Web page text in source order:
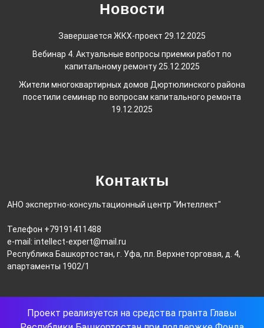
Новости
Завершается ЖКХ-проект 29.12.2025
Вебинар 4. Актуальные вопросы приемки работ по
капитальному ремонту 25.12.2025
Жители многоквартирных домов Дюртюлинского района
посетили семинар по вопросам капитального ремонта
19.12.2025
Контакты
АНО экспертно-консультационный центр "Интеллект"
Телефон +79191411488
e-mail: intellect-expert@mail.ru
Республика Башкортостан, г. Уфа, пл. Верхнеторговая, д. 4,
апартаменты 1902/1
Проект реализуется на средства гранта Главы